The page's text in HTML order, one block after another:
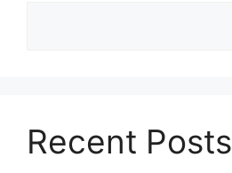
Recent Posts